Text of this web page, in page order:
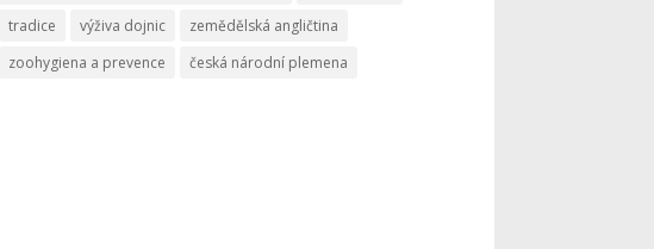
tradice
výživa dojnic
zemědělská angličtina
zoohygiena a prevence
česká národní plemena